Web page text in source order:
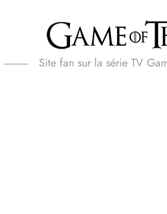
Site fan sur la série TV